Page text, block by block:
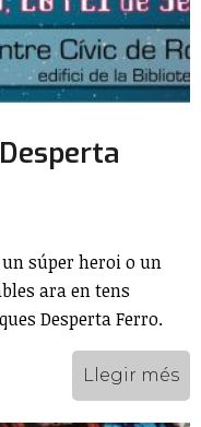
súper heroi o un
ara en tens
Desperta Ferro.
Llegir més